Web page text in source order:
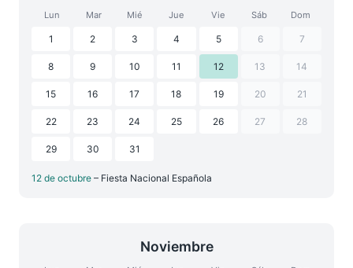
Lun Mar Mié Jue Vie Sáb Dom
1 2 3 4 5 6 7
8 9 10 11 12 13 14
15 16 17 18 19 20 21
22 23 24 25 26 27 28
29 30 31
12 de octubre – Fiesta Nacional Española
Noviembre